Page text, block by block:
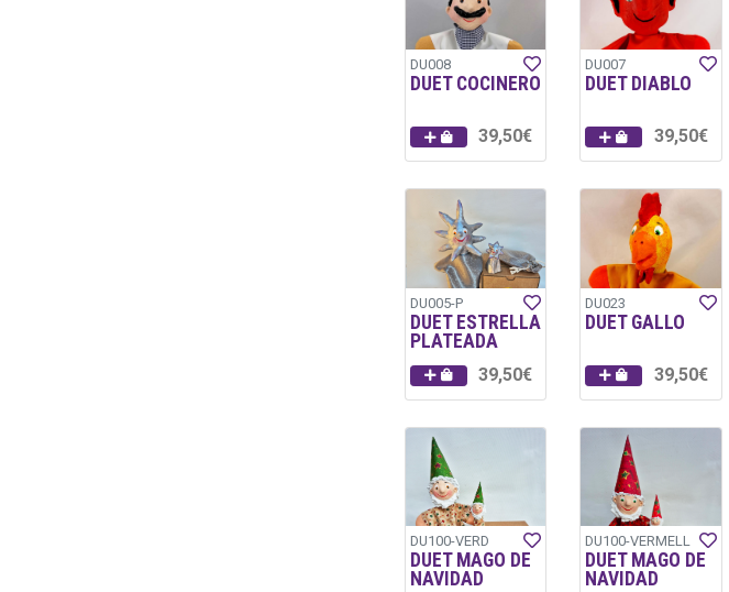
DU008
DUET COCINERO
39,50€
DU007
DUET DIABLO
39,50€
DU005-P
DUET ESTRELLA
PLATEADA
39,50€
DU023
DUET GALLO
39,50€
DU100-VERD
DUET MAGO DE
NAVIDAD
DU100-VERMELL
DUET MAGO DE
NAVIDAD